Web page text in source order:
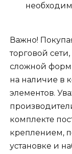
Важно!
торговой
сложной
на наличие в
элементов.
комплекте
креплением,
установке и